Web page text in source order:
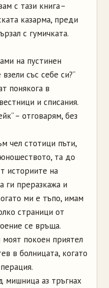
с тази книга –
казарма, преди
с гумичката.
на пустинен
със себе си?“
понякога в
и списания.
– отговарям, без
чел стотици пъти,
та до
историите на
ги преразкажа и
ми е тъпо, имам
страници от
се връща.
моят покоен приятел
в болницата, когато
мишница аз тръгнах